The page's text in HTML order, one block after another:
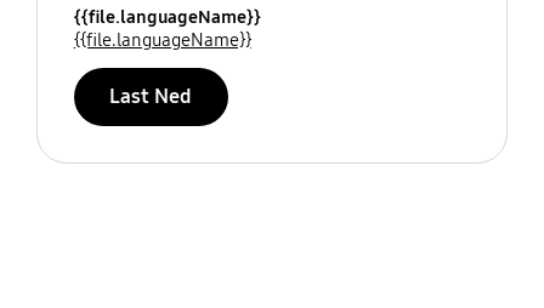
{{file.languageName}}
{{file.languageName}}
Last Ned